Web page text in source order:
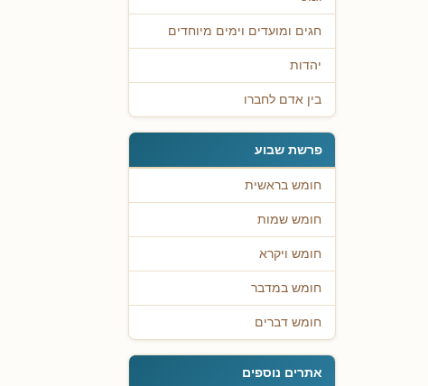
חגים ומועדים וימים מיוחדים
יהדות
בין אדם לחברו
פרשת שבוע
חומש בראשית
חומש שמות
חומש ויקרא
חומש במדבר
חומש דברים
אתרים נוספים